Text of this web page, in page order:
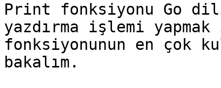
Print fonksiyonu Go
yazdırma işlemi
fonksiyonunun en çok
bakalım.